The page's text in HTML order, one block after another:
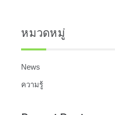
หมวดหมู่
News
ความรู้